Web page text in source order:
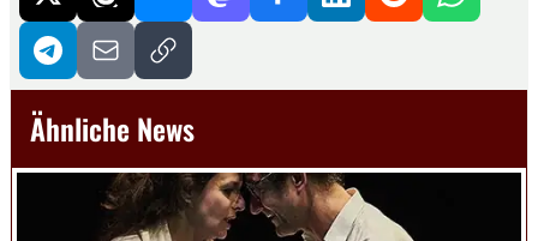
Ähnliche News